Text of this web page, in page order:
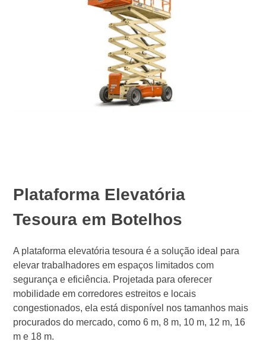
Plataforma Elevatória
Tesoura em Botelhos
A plataforma elevatória tesoura é a solução ideal para
elevar trabalhadores em espaços limitados com
segurança e eficiência. Projetada para oferecer
mobilidade em corredores estreitos e locais
congestionados, ela está disponível nos tamanhos mais
procurados do mercado, como 6 m, 8 m, 10 m, 12 m, 16
m e 18 m.